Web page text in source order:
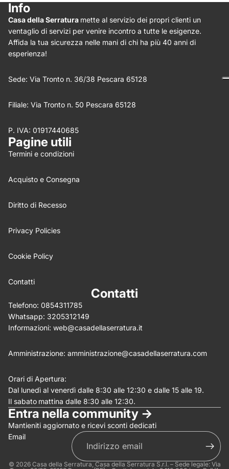
Star rating
Nome *
Write 50 more characters and upload 0 more photos
(Allega .gif, .jpg, .png per un massimo di 5MB)
Annulla Invia
Info
Casa della Serratura mette al servizio dei propri clienti un
ventaglio di servizi per venire incontro a tutte le esigenze.
Affida la tua sicurezza nelle mani di chi ha più 40 anni di
esperienza!
Sede: Via Tronto n. 36/38 Pescara 65128
Filiale: Via Tronto n. 50 Pescara 65128
P. IVA: 01917440685
Pagine utili
Termini e condizioni
Acquisto e Consegna
Diritto di Recesso
Privacy Policies
Cookie Policy
Contatti
Contatti
Telefono: 0854311785
Whatsapp: 3205312149
Informazioni: web@casadellaserratura.it
Amministrazione: amministrazione@casadellaserratura.com
Orari di Apertura:
Dal lunedì al venerdì dalle 8:30 alle 12:30 e dalle 15 alle 19.
Il sabato mattina dalle 8:30 alle 12:30.
Entra nella community ->
Mantieniti aggiornato e ricevi sconti dedicati
Email
© 2026 Casa della Serratura, Casa della Serratura S.r.l. – Sede legale: Via